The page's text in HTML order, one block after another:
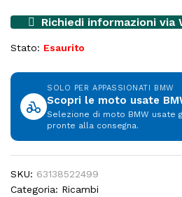
Richiedi informazioni via
Stato: Esaurito
SOLO PER APPASSIONATI BMW
Scopri le moto usate
Selezione di moto BMW usate
pronte alla consegna.
SKU: 63138522499
Categoria: Ricambi